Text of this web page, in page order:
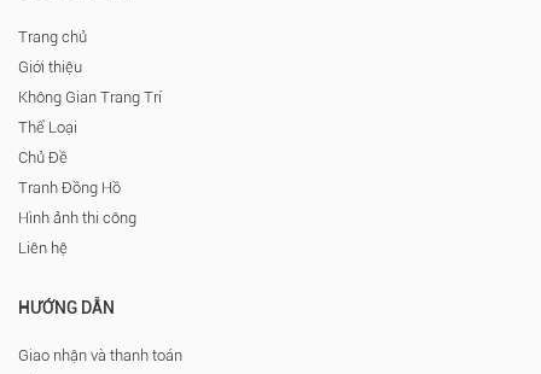
Trang chủ
Giới thiệu
Không Gian Trang Trí
Thể Loại
Chủ Đề
Tranh Đồng Hồ
Hình ảnh thi công
Liên hệ
HƯỚNG DẪN
Giao nhận và thanh toán